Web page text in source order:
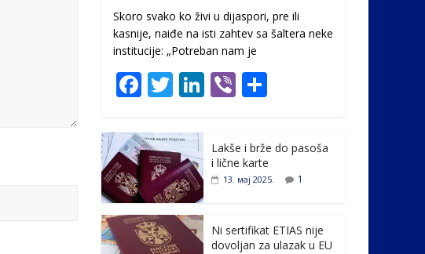
Skoro svako ko živi u dijaspori, pre ili
kasnije, naiđe na isti zahtev sa šaltera neke
institucije: „Potreban nam je
F
e
b
o
o
k
T
itt
er
Li
e
dI
Vi
er ar
e
Lakše i brže do pasoša
i lične karte
13. мај 2025. 1
Ni sertifikat ETIAS nije
dovoljan za ulazak u EU